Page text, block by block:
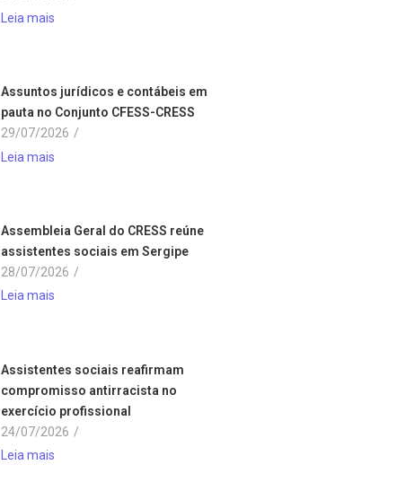
Leia mais
Assuntos jurídicos e contábeis em
pauta no Conjunto CFESS-CRESS
29/07/2026 /
Leia mais
Assembleia Geral do CRESS reúne
assistentes sociais em Sergipe
28/07/2026 /
Leia mais
Assistentes sociais reafirmam
compromisso antirracista no
exercício profissional
24/07/2026 /
Leia mais